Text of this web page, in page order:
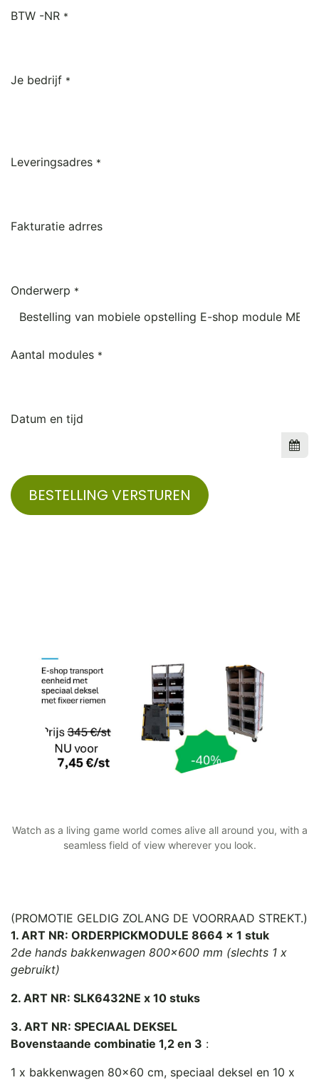
BTW -NR *
Je bedrijf *
Leveringsadres *
Fakturatie adrres
Onderwerp *
Aantal modules *
Datum en tijd
BESTELLING VERSTUREN
Watch as a living game world comes alive all around you, with a
seamless field of view wherever you look.
(PROMOTIE GELDIG ZOLANG DE VOORRAAD STREKT.)
1. ART NR: ORDERPICKMODULE 8664 x 1 stuk
2de hands bakkenwagen 800x600 mm (slechts 1 x
gebruikt)
2. ART NR: SLK6432NE x 10 stuks
3. ART NR: SPECIAAL DEKSEL
Bovenstaande combinatie 1,2 en 3 :
1 x bakkenwagen 80x60 cm, speciaal deksel en 10 x